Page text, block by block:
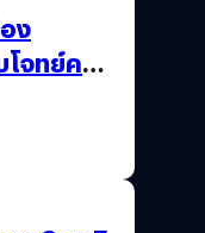
ง
โจทย์ครี